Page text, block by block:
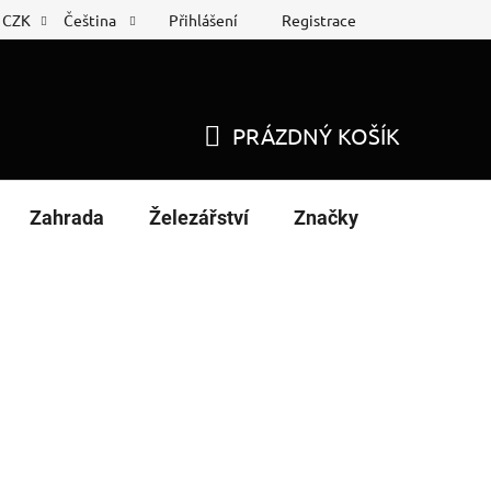
list Nákup na splátky
CZK Čeština Přihlášení Registrace
KOŠÍK
PRÁZDNÝ KOŠÍK
Zahrada Železářství Značky